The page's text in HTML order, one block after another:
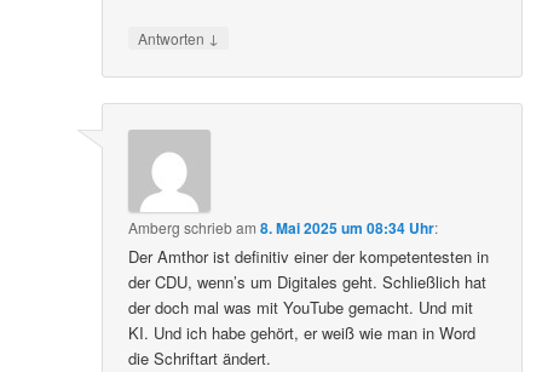
Antworten ↓
Amberg schriebam8. Mai 2025 um 08:34 Uhr:
Der Amthor ist definitiv einer der kompetentesten in
der CDU, wenn’s um Digitales geht. Schließlich hat
der doch mal was mit YouTube gemacht. Und mit
KI. Und ich habe gehört, er weiß wie man in Word
die Schriftart ändert.